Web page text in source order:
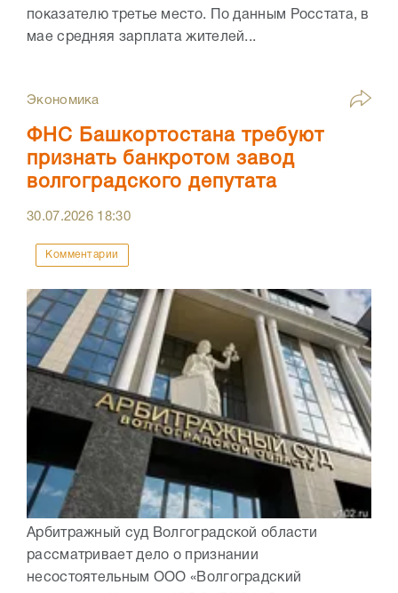
показателю третье место. По данным Росстата, в
мае средняя зарплата жителей...
Экономика
ФНС Башкортостана требуют
признать банкротом завод
волгоградского депутата
30.07.2026 18:30
Комментарии
Арбитражный суд Волгоградской области
рассматривает дело о признании
несостоятельным ООО «Волгоградский